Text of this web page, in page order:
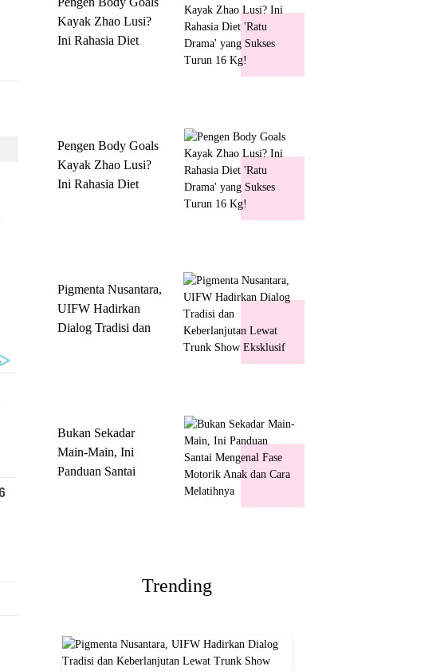
Kayak Zhao Lusi?
Ini Rahasia Diet
Pengen Body Goals
Kayak Zhao Lusi?
Ini Rahasia Diet
Pigmenta Nusantara,
UIFW Hadirkan
Dialog Tradisi dan
Bukan Sekadar
Main-Main, Ini
Panduan Santai
Trending